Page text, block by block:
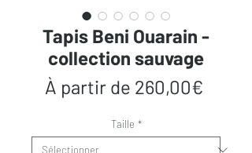
Tapis Beni Ouarain -
collection sauvage
À partir de 260,00€
Taille *